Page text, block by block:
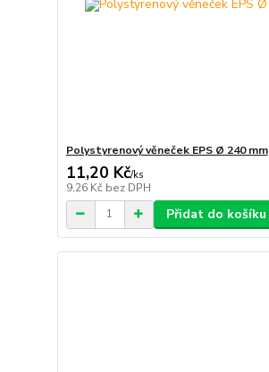
Polystyrenový věneček EPS Ø 240 mm
11,20 Kč/ks
9,26 Kč bez DPH
Přidat do košíku